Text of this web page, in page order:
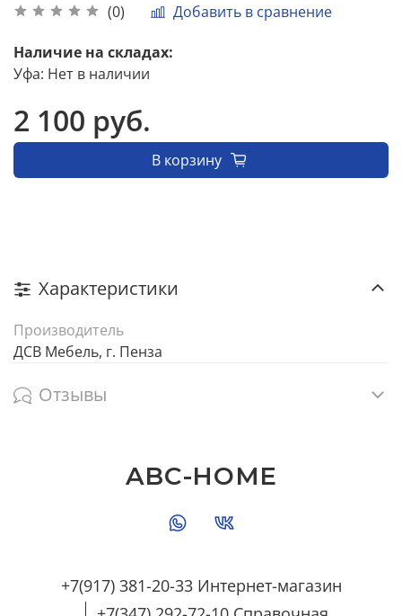
(0) Добавить в сравнение
Наличие на складах:
Уфа: Нет в наличии
2 100 руб.
В корзину
Характеристики
Производитель
ДСВ Мебель, г. Пенза
Отзывы
+7(917) 381-20-33 Интернет-магазин
ABC-HOME